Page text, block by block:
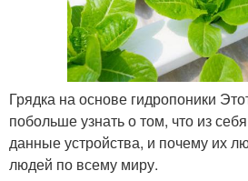
Грядка на основе гидропоники
побольше узнать о том, что из
данные устройства, и почему их
людей по всему миру.